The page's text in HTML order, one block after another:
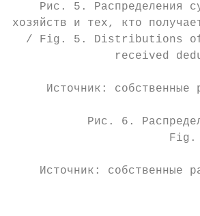
Рис. 5. Распределения
хозяйств и тех, кто
/ Fig. 5. Distributions
received
Источник: собственные
Рис. 6.
Источник: собственные